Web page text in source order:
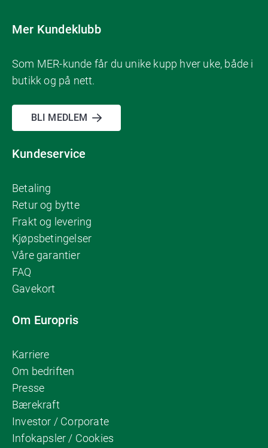
Mer Kundeklubb
Som MER-kunde får du unike kupp hver uke, både i
butikk og på nett.
BLI MEDLEM
Kundeservice
Betaling
Retur og bytte
Frakt og levering
Kjøpsbetingelser
Våre garantier
FAQ
Gavekort
Om Europris
Karriere
Om bedriften
Presse
Bærekraft
Investor / Corporate
Infokapsler / Cookies